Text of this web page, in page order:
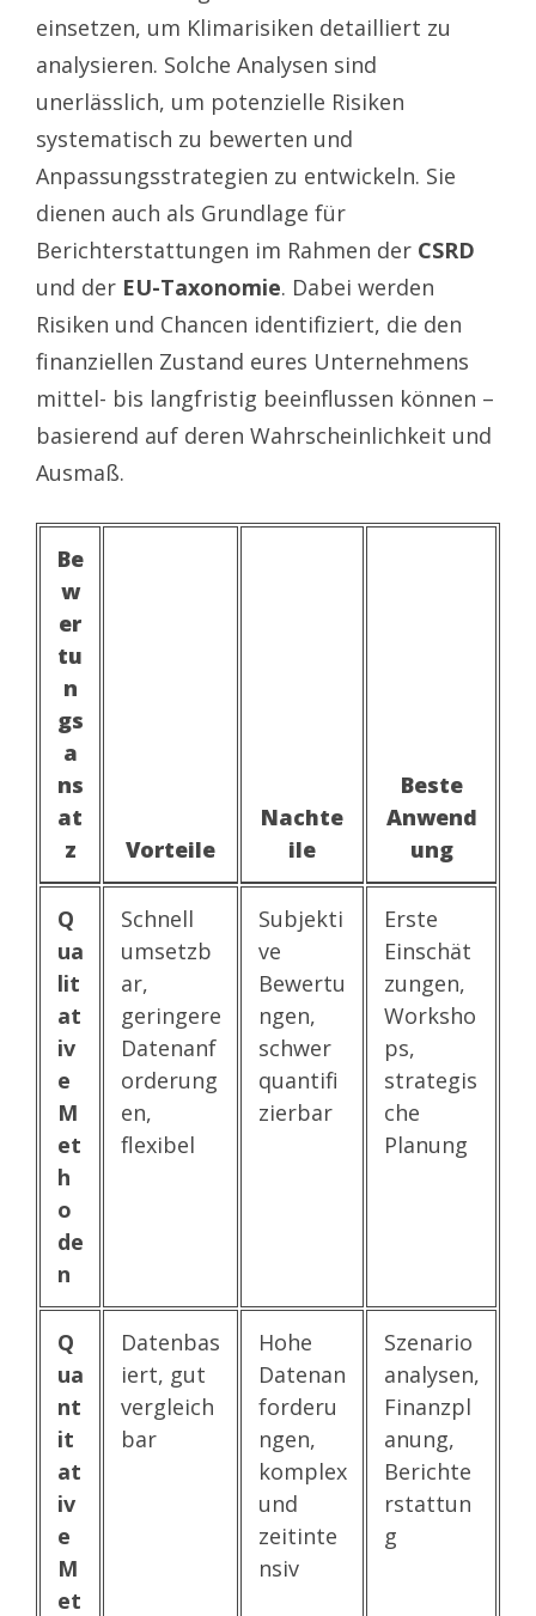
einsetzen, um Klimarisiken detailliert zu
analysieren. Solche Analysen sind
unerlässlich, um potenzielle Risiken
systematisch zu bewerten und
Anpassungsstrategien zu entwickeln. Sie
dienen auch als Grundlage für
Berichterstattungen im Rahmen der CSRD
und der EU-Taxonomie. Dabei werden
Risiken und Chancen identifiziert, die den
finanziellen Zustand eures Unternehmens
mittel- bis langfristig beeinflussen können –
basierend auf deren Wahrscheinlichkeit und
Ausmaß.
Be
w
er
tu
n
gs
a
ns
at
z
Vorteile
Nachte
ile
Beste
Anwend
ung
Q
ua
lit
at
iv
e
M
et
h
o
de
n
Schnell
umsetzb
ar,
geringere
Datenanf
orderung
en,
flexibel
Subjekti
ve
Bewertu
ngen,
schwer
quantifi
zierbar
Erste
Einschät
zungen,
Worksho
ps,
strategis
che
Planung
Q
ua
nt
it
at
iv
e
M
et
Datenbas
iert, gut
vergleich
bar
Hohe
Datenan
forderu
ngen,
komplex
und
zeitinte
nsiv
Szenario
analysen,
Finanzpl
anung,
Berichte
rstattun
g